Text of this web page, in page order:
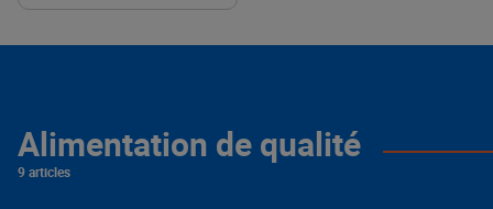
Alimentation de qualité
9 articles